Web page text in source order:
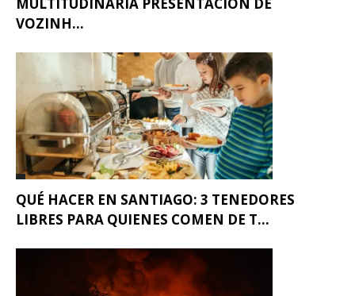
VOZINH...
QUÉ HACER EN SANTIAGO: 3 TENEDORES
LIBRES PARA QUIENES COMEN DE T...